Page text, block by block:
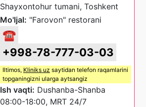
Shayxontohur tumani, Toshkent
Mo'ljal: "Farovon" restorani
☎
+998-78-777-03-03
Iltimos, Kliniks uz saytidan telefon raqamlarini
topganingizni ularga aytsangiz
Ish vaqti: Dushanba-Shanba
08:00-18:00, MRT 24/7